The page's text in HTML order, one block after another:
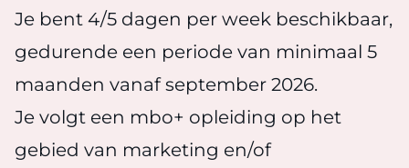
Je bent 4/5 dagen per week beschikbaar,
gedurende een periode van minimaal 5
maanden vanaf september 2026.
Je volgt een mbo+ opleiding op het
gebied van marketing en/of